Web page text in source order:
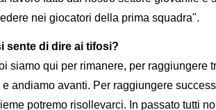
nei giocatori della prima squadra".
sente di dire ai tifosi?
siamo qui per rimanere, per raggiungere
andiamo avanti. Per raggiungere
potremo risollevarci. In passato tutti